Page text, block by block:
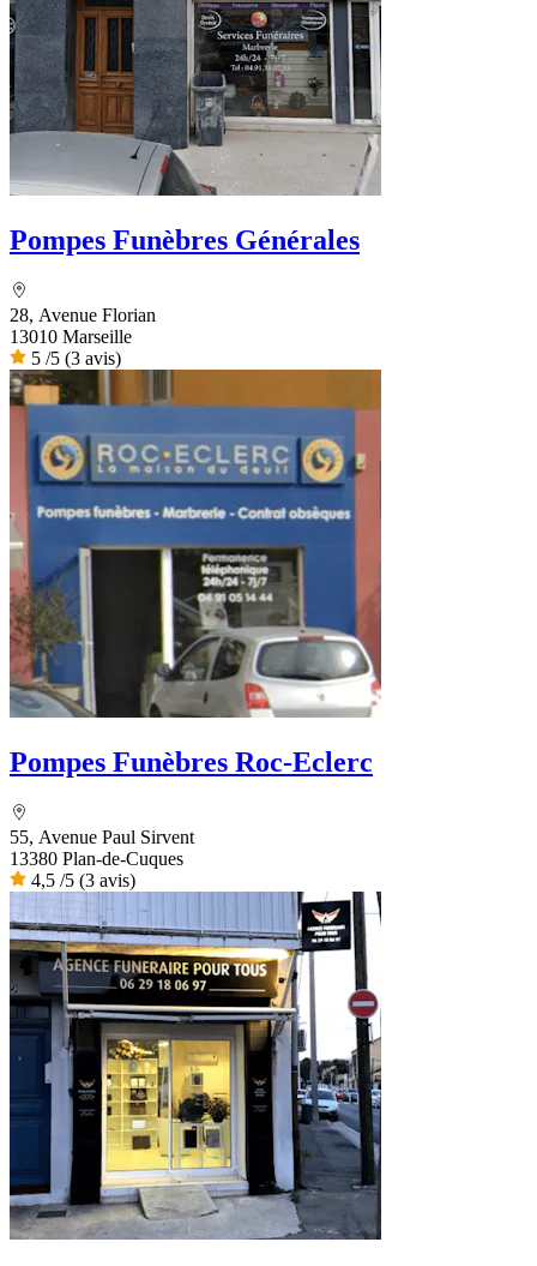
Pompes Funèbres Générales
28, Avenue Florian
13010 Marseille
5 /5 (3 avis)
Pompes Funèbres Roc-Eclerc
55, Avenue Paul Sirvent
13380 Plan-de-Cuques
4,5 /5 (3 avis)